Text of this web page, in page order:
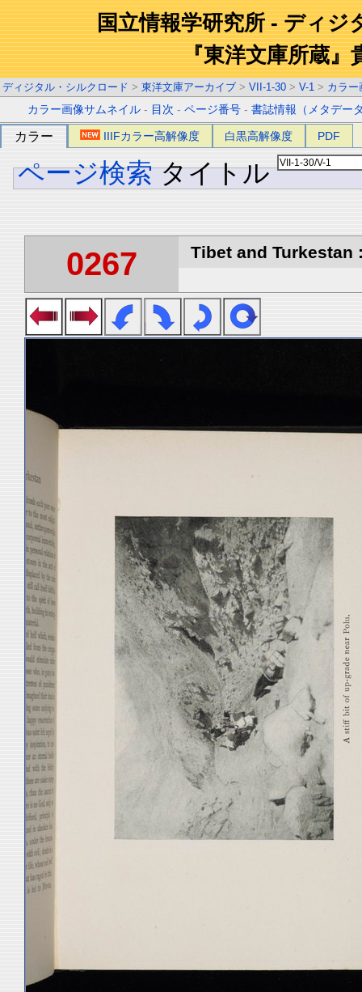
国立情報学研究所 - ディジ
『東洋文庫所蔵』
ディジタル・シルクロード > 東洋文庫アーカイブ > VII-1-30 > V-1 > カラー
カラー画像サムネイル - 目次 -ページ番号 -書誌情報（メタデー
カラー IIIFカラー高解像度 白黒高解像度 PDF
ページ検索 タイトル
0267 Tibet and Turkestan